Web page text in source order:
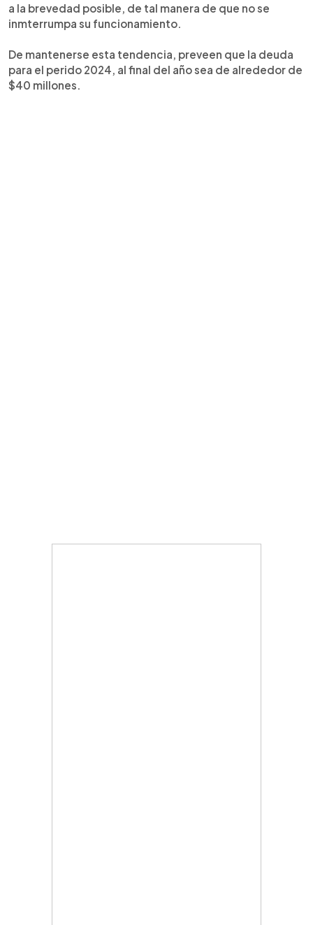
a la brevedad posible, de tal manera de que no se
inmterrumpa su funcionamiento.
De mantenerse esta tendencia, preveen que la deuda
para el perido 2024, al final del año sea de alrededor de
$40 millones.